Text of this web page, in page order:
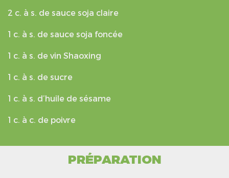
2 c. à s. de sauce soja claire
1 c. à s. de sauce soja foncée
1 c. à s. de vin Shaoxing
1 c. à s. de sucre
1 c. à s. d’huile de sésame
1 c. à c. de poivre
PRÉPARATION